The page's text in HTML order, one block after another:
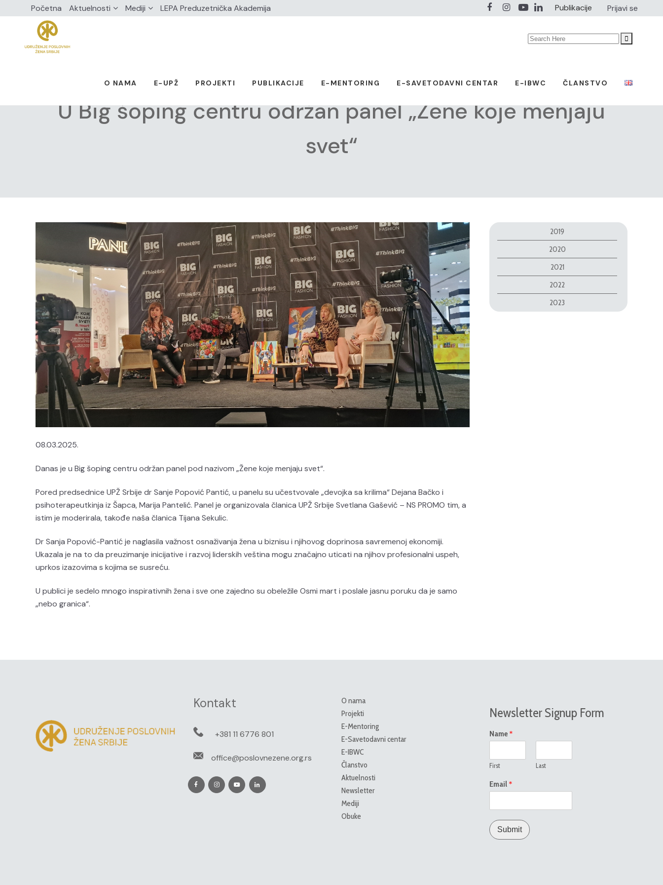
Početna Aktuelnosti Mediji LEPA Preduzetnička Akademija Publikacije Prijavi se
Search
O NAMA E-UPŽ PROJEKTI PUBLIKACIJE E-MENTORING E-SAVETODAVNI CENTAR E-IBWC ČLANSTVO
U Big šoping centru održan panel „Žene koje menjaju
svet“
08.03.2025.
Danas je u Big šoping centru održan panel pod nazivom „Žene koje menjaju svet“.
Pored predsednice UPŽ Srbije dr Sanje Popović Pantić, u panelu su učestvovale „devojka sa krilima“ Dejana Bačko i
psihoterapeutkinja iz Šapca, Marija Pantelić. Panel je organizovala članica UPŽ Srbije Svetlana Gašević – NS PROMO tim, a
istim je moderirala, takođe naša članica Tijana Sekulic.
Dr Sanja Popović-Pantić je naglasila važnost osnaživanja žena u biznisu i njihovog doprinosa savremenoj ekonomiji.
Ukazala je na to da preuzimanje inicijative i razvoj liderskih veština mogu značajno uticati na njihov profesionalni uspeh,
uprkos izazovima s kojima se susreću.
U publici je sedelo mnogo inspirativnih žena i sve one zajedno su obeležile Osmi mart i poslale jasnu poruku da je samo
„nebo granica“.
2019
2020
2021
2022
2023
Kontakt
+381 11 6776 801
office@poslovnezene.org.rs
O nama
Projekti
E-Mentoring
E-Savetodavni centar
E-IBWC
Članstvo
Aktuelnosti
Newsletter
Mediji
Obuke
Newsletter Signup Form
Name *
First Last
Email *
Submit